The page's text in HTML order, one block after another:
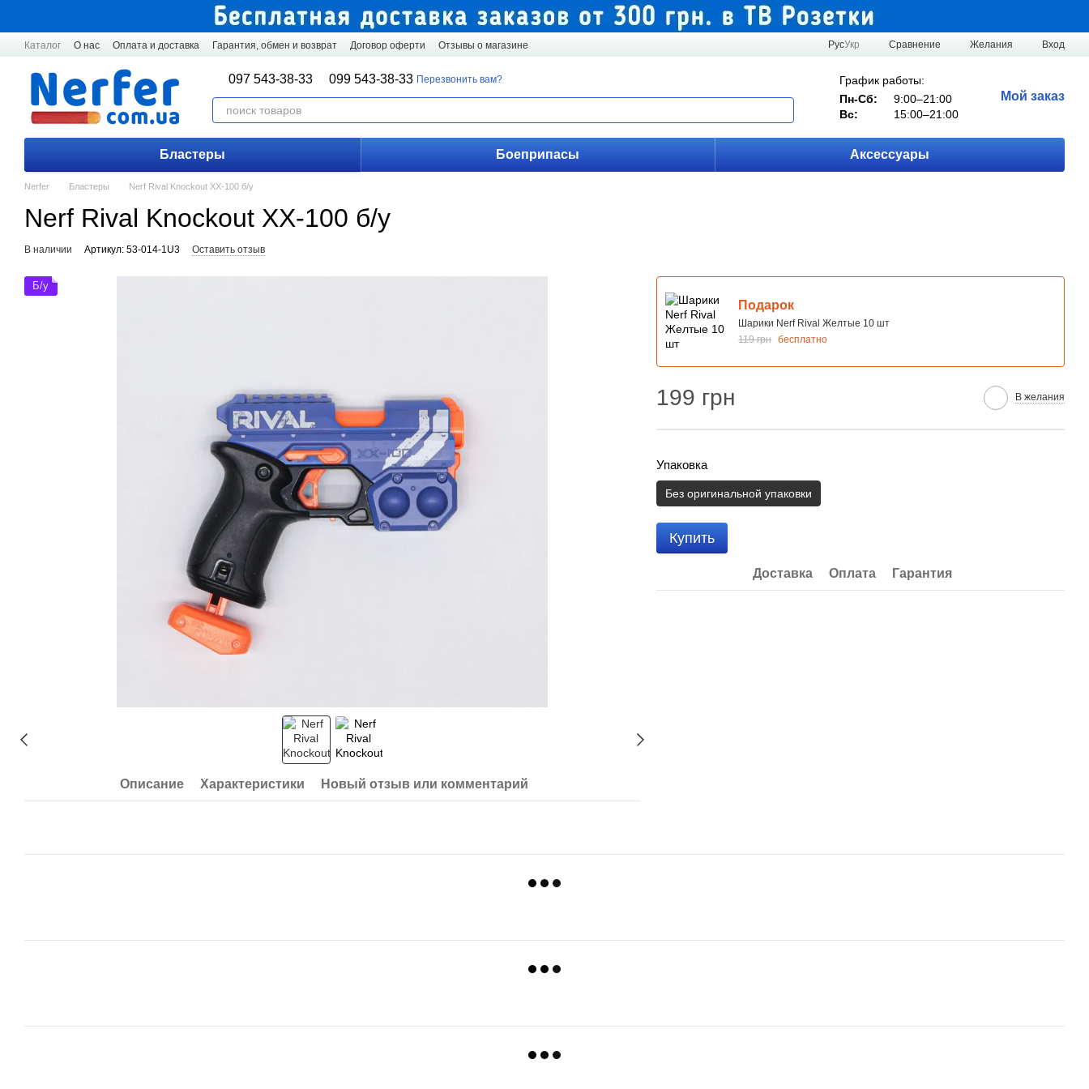
Каталог О нас Оплата и доставка Гарантия, обмен и возврат Договор оферти Отзывы о магазине РусУкр Сравнение Желания Вход
097 543-38-33 099 543-38-33 Перезвонить вам?
График работы:
Пн-Сб:
9:00–21:00
Вс:
15:00–21:00
Мой заказ
Бластеры Боеприпасы Аксессуары
Nerfer Бластеры Nerf Rival Knockout XX-100 б/у
Nerf Rival Knockout XX-100 б/у
В наличии Артикул: 53-014-1U3 Оставить отзыв
Б/у
Описание Характеристики Новый отзыв или комментарий
Подарок
Шарики Nerf Rival Желтые 10 шт
119 грн бесплатно
199 грн В желания
Упаковка
Без оригинальной упаковки
Купить
Доставка Оплата Гарантия